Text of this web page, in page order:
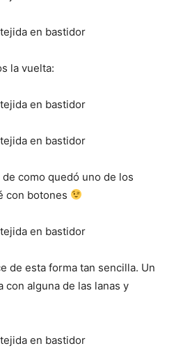
la vuelta:
como quedó uno de los
con botones
de esta forma tan sencilla. Un
con alguna de las lanas y